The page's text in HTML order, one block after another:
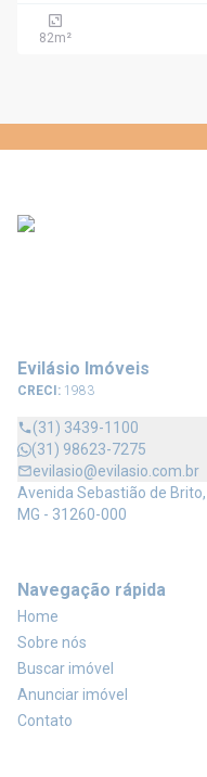
82m²
Evilásio Imóveis
CRECI: 1983
(31) 3439-1100
(31) 98623-7275
evilasio@evilasio.com.br
Avenida Sebastião de
MG - 31260-000
Navegação rápida
Home
Sobre nós
Buscar imóvel
Anunciar imóvel
Contato